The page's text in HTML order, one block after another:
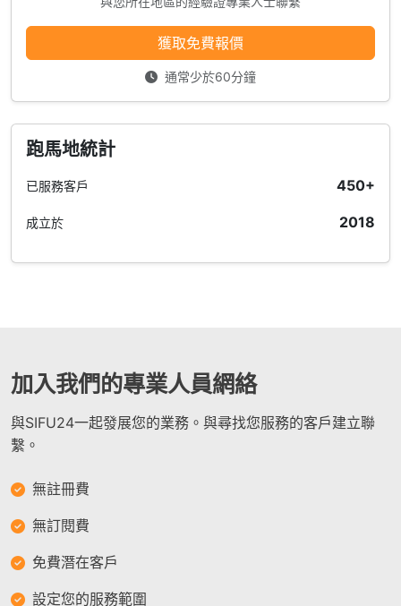
獲取免費報價
通常少於60分鐘
跑馬地統計
已服務客戶 450+
成立於 2018
加入我們的專業人員網絡
與SIFU24一起發展您的業務。與尋找您服務的客戶建立聯
繫。
無註冊費
無訂閱費
免費潛在客戶
設定您的服務範圍